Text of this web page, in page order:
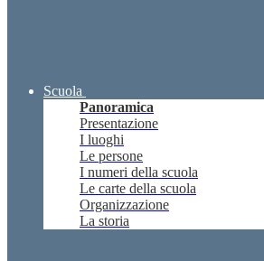
Scuola
Panoramica
Presentazione
I luoghi
Le persone
I numeri della scuola
Le carte della scuola
Organizzazione
La storia